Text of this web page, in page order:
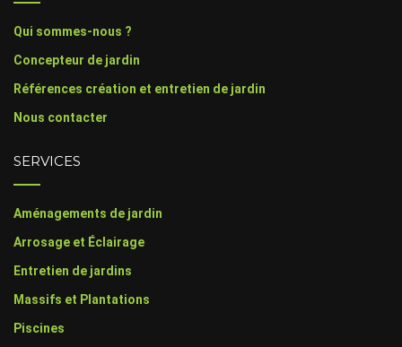
Qui sommes-nous ?
Concepteur de jardin
Références création et entretien de jardin
Nous contacter
SERVICES
Aménagements de jardin
Arrosage et Éclairage
Entretien de jardins
Massifs et Plantations
Piscines